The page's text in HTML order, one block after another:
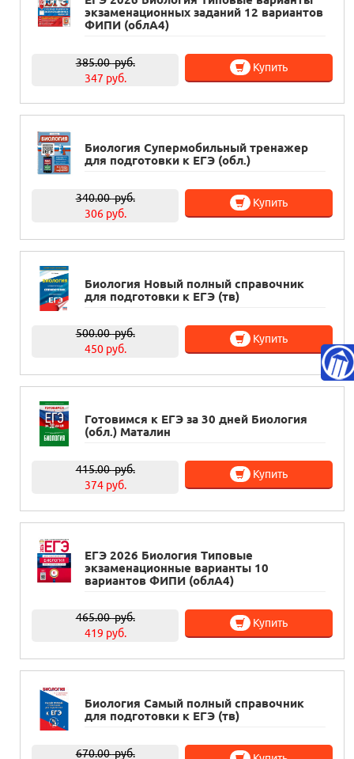
экзаменационных заданий 12 вариантов
ФИПИ (облА4)
385.00руб.
347 руб.
Купить
Биология Супермобильный тренажер
для подготовки к ЕГЭ (обл.)
340.00руб.
306 руб.
Купить
Биология Новый полный справочник
для подготовки к ЕГЭ (тв)
500.00руб.
450 руб.
Купить
Готовимся к ЕГЭ за 30 дней Биология
(обл.) Маталин
415.00руб.
374 руб.
Купить
ЕГЭ 2026 Биология Типовые
экзаменационные варианты 10
вариантов ФИПИ (облА4)
465.00руб.
419 руб.
Купить
Биология Самый полный справочник
для подготовки к ЕГЭ (тв)
670.00руб.